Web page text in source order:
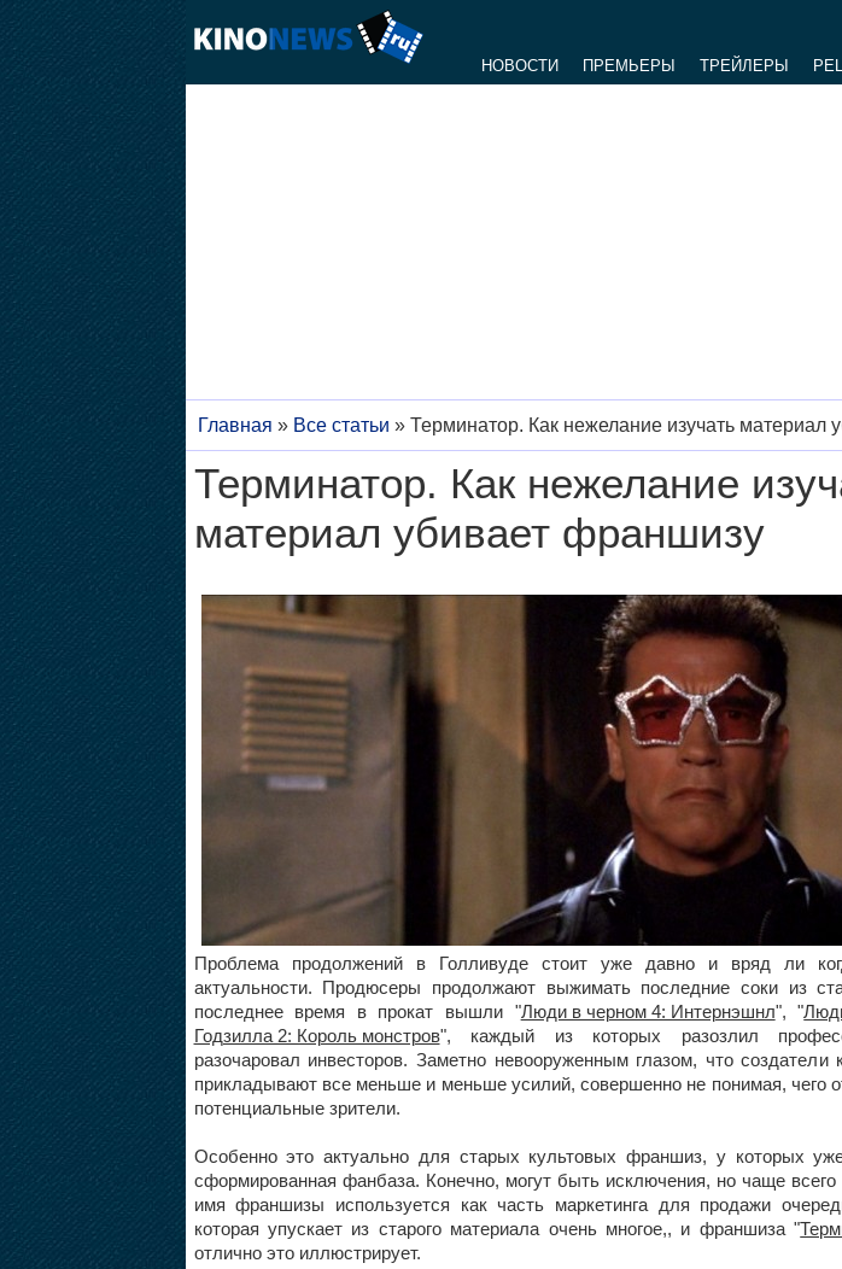
НОВОСТИ ПРЕМЬЕРЫ ТРЕЙЛЕРЫ
Главная » Все статьи » Терминатор. Как нежелание изучать материал
Терминатор. Как нежелание
материал убивает франшизу
Проблема продолжений в Голливуде стоит уже давно и вряд ли
актуальности. Продюсеры продолжают выжимать последние соки из
последнее время в прокат вышли "Люди в черном 4: Интернэшнл", "
Годзилла 2: Король монстров", каждый из которых разозлил
разочаровал инвесторов. Заметно невооруженным глазом, что создатели
прикладывают все меньше и меньше усилий, совершенно не понимая, чего
потенциальные зрители.
Особенно это актуально для старых культовых франшиз, у которых
сформированная фанбаза. Конечно, могут быть исключения, но чаще
имя франшизы используется как часть маркетинга для продажи
которая упускает из старого материала очень многое,, и франшиза "
отлично это иллюстрирует.